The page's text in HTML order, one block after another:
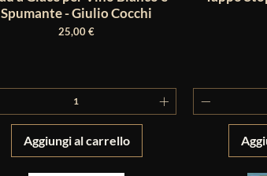
Spumante - Giulio Cocchi
Prezzo
25,00 €
Aggiungi al carrello